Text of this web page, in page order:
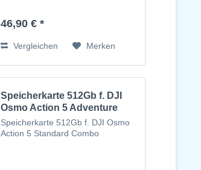
46,90 € *
Vergleichen Merken
Speicherkarte 512Gb f. DJI
Osmo Action 5 Adventure
Combo
Speicherkarte 512Gb f. DJI Osmo
Action 5 Standard Combo